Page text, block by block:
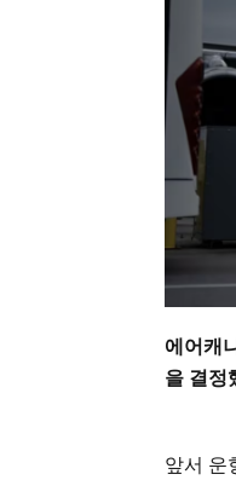
에어캐
을 결정
앞서 운